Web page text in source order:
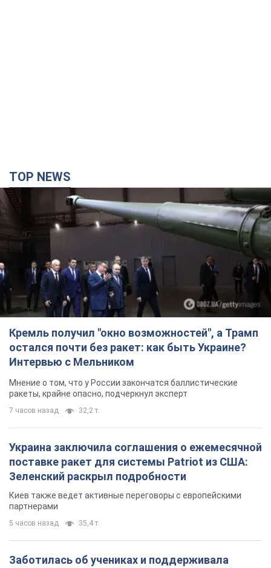
TOP NEWS
Кремль получил "окно возможностей", а Трамп
остался почти без ракет: как быть Украине?
Интервью с Мельником
Мнение о том, что у России закончатся баллистические
ракеты, крайне опасно, подчеркнул эксперт
7 часов назад 32,2 т.
Украина заключила соглашения о ежемесячной
поставке ракет для системы Patriot из США:
Зеленский раскрыл подробности
Киев также ведет активные переговоры с европейскими
партнерами
5 часов назад 35,4 т.
Заботилась об учениках и поддерживала